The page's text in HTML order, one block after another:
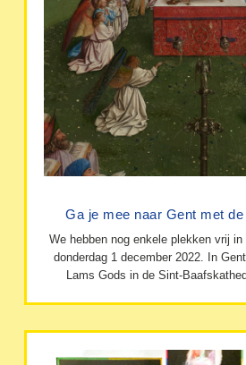
Ga je mee naar Gent met
We hebben nog enkele plekken vrij
donderdag 1 december 2022. In
Lams Gods in de Sint-